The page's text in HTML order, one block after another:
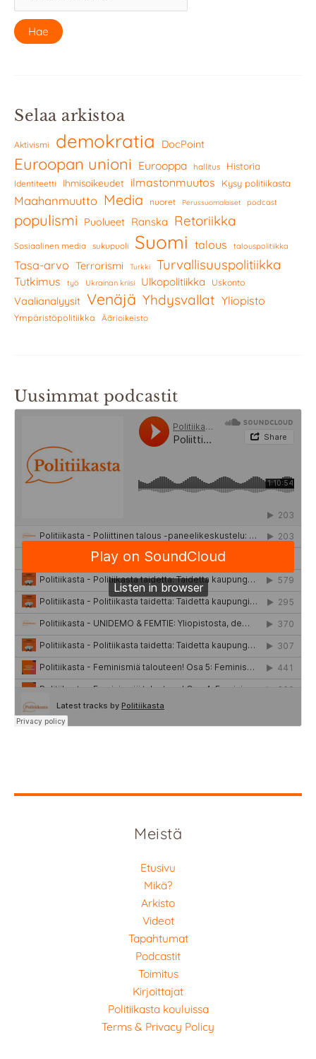
Selaa arkistoa
Aktivismi demokratia DocPoint
Euroopan unioni Eurooppa hallitus Historia
Identiteetti Ihmisoikeudet ilmastonmuutos Kysy politiikasta
Maahanmuutto Media nuoret Perussuomalaiset podcast
populismi Puolueet Ranska Retoriikka
Sosiaalinen media sukupuoli Suomi talous talouspolitiikka
Tasa-arvo Terrorismi Turkki Turvallisuuspolitiikka
Tutkimus työ Ukrainan kriisi Ulkopolitiikka Uskonto
Vaalianalyysit Venäjä Yhdysvallat Yliopisto
Ympäristöpolitiikka Äärioikeisto
Uusimmat podcastit
Meistä
Etusivu
Mikä?
Arkisto
Videot
Tapahtumat
Podcastit
Toimitus
Kirjoittajat
Politiikasta kouluissa
Terms & Privacy Policy